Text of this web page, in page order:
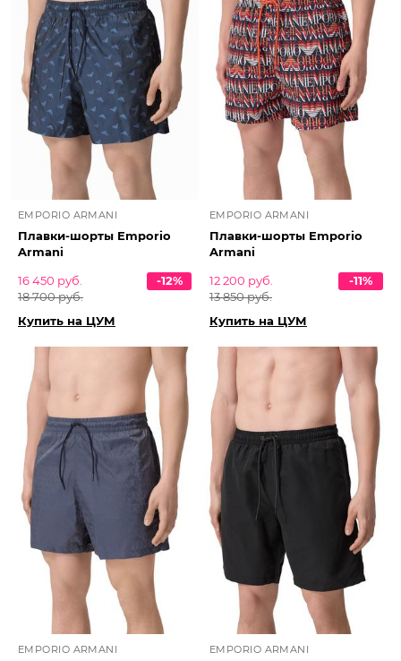
EMPORIO ARMANI
Плавки-шорты Emporio
Armani
16 450 руб.
18 700 руб.
-12%
Купить на ЦУМ
EMPORIO ARMANI
Плавки-шорты Emporio
Armani
12 200 руб.
13 850 руб.
-11%
Купить на ЦУМ
EMPORIO ARMANI EMPORIO ARMANI